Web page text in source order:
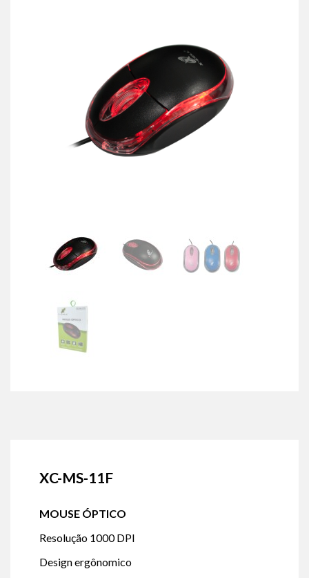
XC-MS-11F
MOUSE ÓPTICO
Resolução 1000 DPI
Design ergônomico